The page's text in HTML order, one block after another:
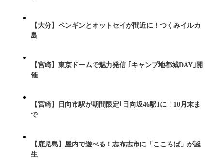
【大分】ペンギンとオットセイが間近に！つくみイルカ
島
【宮崎】東京ドームで魅力発信 ｢キャンプ地都城DAY｣開
催
【宮崎】日向市駅が期間限定｢日向坂46駅｣に！10月末ま
で
【鹿児島】屋内で遊べる！志布志市に「こころば」が誕
生